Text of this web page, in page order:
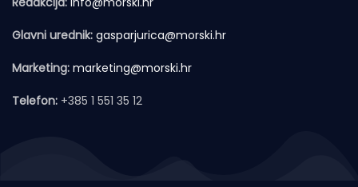
Glavni urednik: gasparjurica@morski.hr
Marketing: marketing@morski.hr
Telefon: +385 1 551 35 12